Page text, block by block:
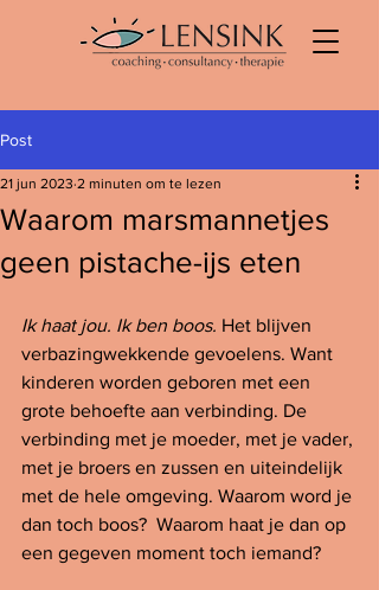
Post
Waarom marsmannetjes
geen pistache-ijs eten
21 jun 2023 2 minuten om te lezen
Ik haat jou. Ik ben boos. Het blijven
verbazingwekkende gevoelens. Want
kinderen worden geboren met een
grote behoefte aan verbinding. De
verbinding met je moeder, met je vader,
met je broers en zussen en uiteindelijk
met de hele omgeving. Waarom word je
dan toch boos?  Waarom haat je dan op
een gegeven moment toch iemand?